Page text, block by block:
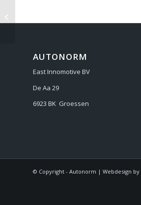
AUTONORM
East Innomotive BV
De Aa 29
6923 BK Groessen
© Copyright - Autonorm | Webdesign by